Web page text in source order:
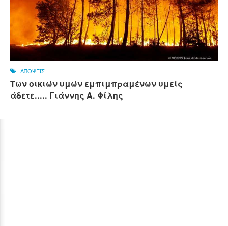
ΑΠΟΨΕΙΣ
Των οικιών υμών εμπιμπραμένων υμείς
άδετε..... Γιάννης Α. Φίλης